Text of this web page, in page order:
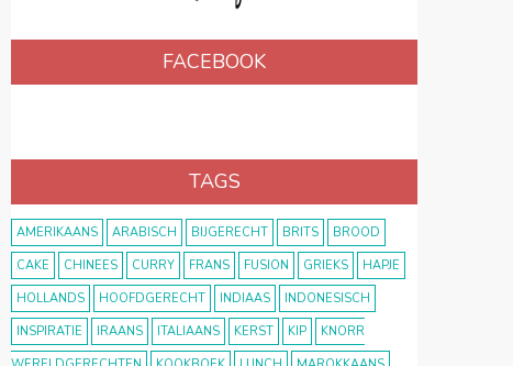
FACEBOOK
TAGS
AMERIKAANS ARABISCH BIJGERECHT BRITS
BROOD
CAKE
CHINEES CURRY FRANS FUSION GRIEKS
HAPJE
HOLLANDS
HOOFDGERECHT INDIAAS
INDONESISCH
INSPIRATIE
IRAANS ITALIAANS KERST KIP
KNORR